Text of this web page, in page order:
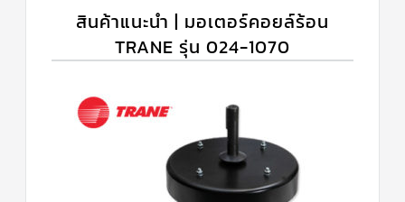
สินค้าแนะนำ | มอเตอร์คอยล์ร้อน
TRANE รุ่น 024-1070